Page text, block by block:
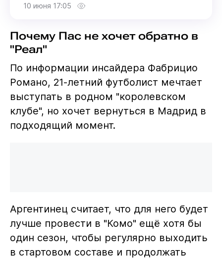
10 июня 17:05
Почему Пас не хочет обратно в
"Реал"
По информации инсайдера Фабрицио
Романо, 21-летний футболист мечтает
выступать в родном "королевском
клубе", но хочет вернуться в Мадрид в
подходящий момент.
Аргентинец считает, что для него будет
лучше провести в "Комо" ещё хотя бы
один сезон, чтобы регулярно выходить
в стартовом составе и продолжать